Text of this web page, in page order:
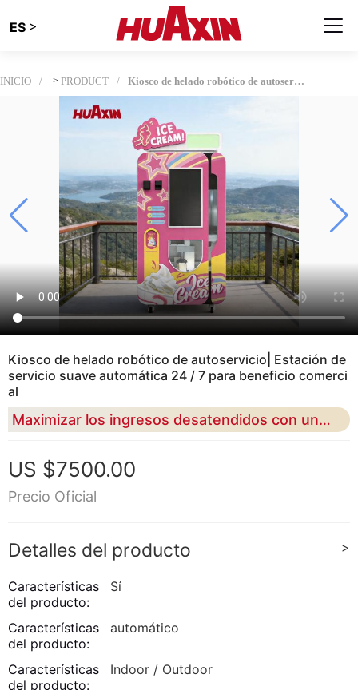
ES >
INICIO > PRODUCT Kiosco de helado robótico de autoservicio| Estación de servicio suave automática 24 / 7 para beneficio comercial
Kiosco de helado robótico de autoservicio| Estación de
servicio suave automática 24 / 7 para beneficio comerci
al
Maximizar los ingresos desatendidos con una dispensación ultra rápida de 15 segundos y un control de textura de 43% de ventaja líder en la industria
US $7500.00
Precio Oficial
Detalles del producto >
Características
del producto:
Sí
Características
del producto:
automático
Características
del producto:
Indoor / Outdoor